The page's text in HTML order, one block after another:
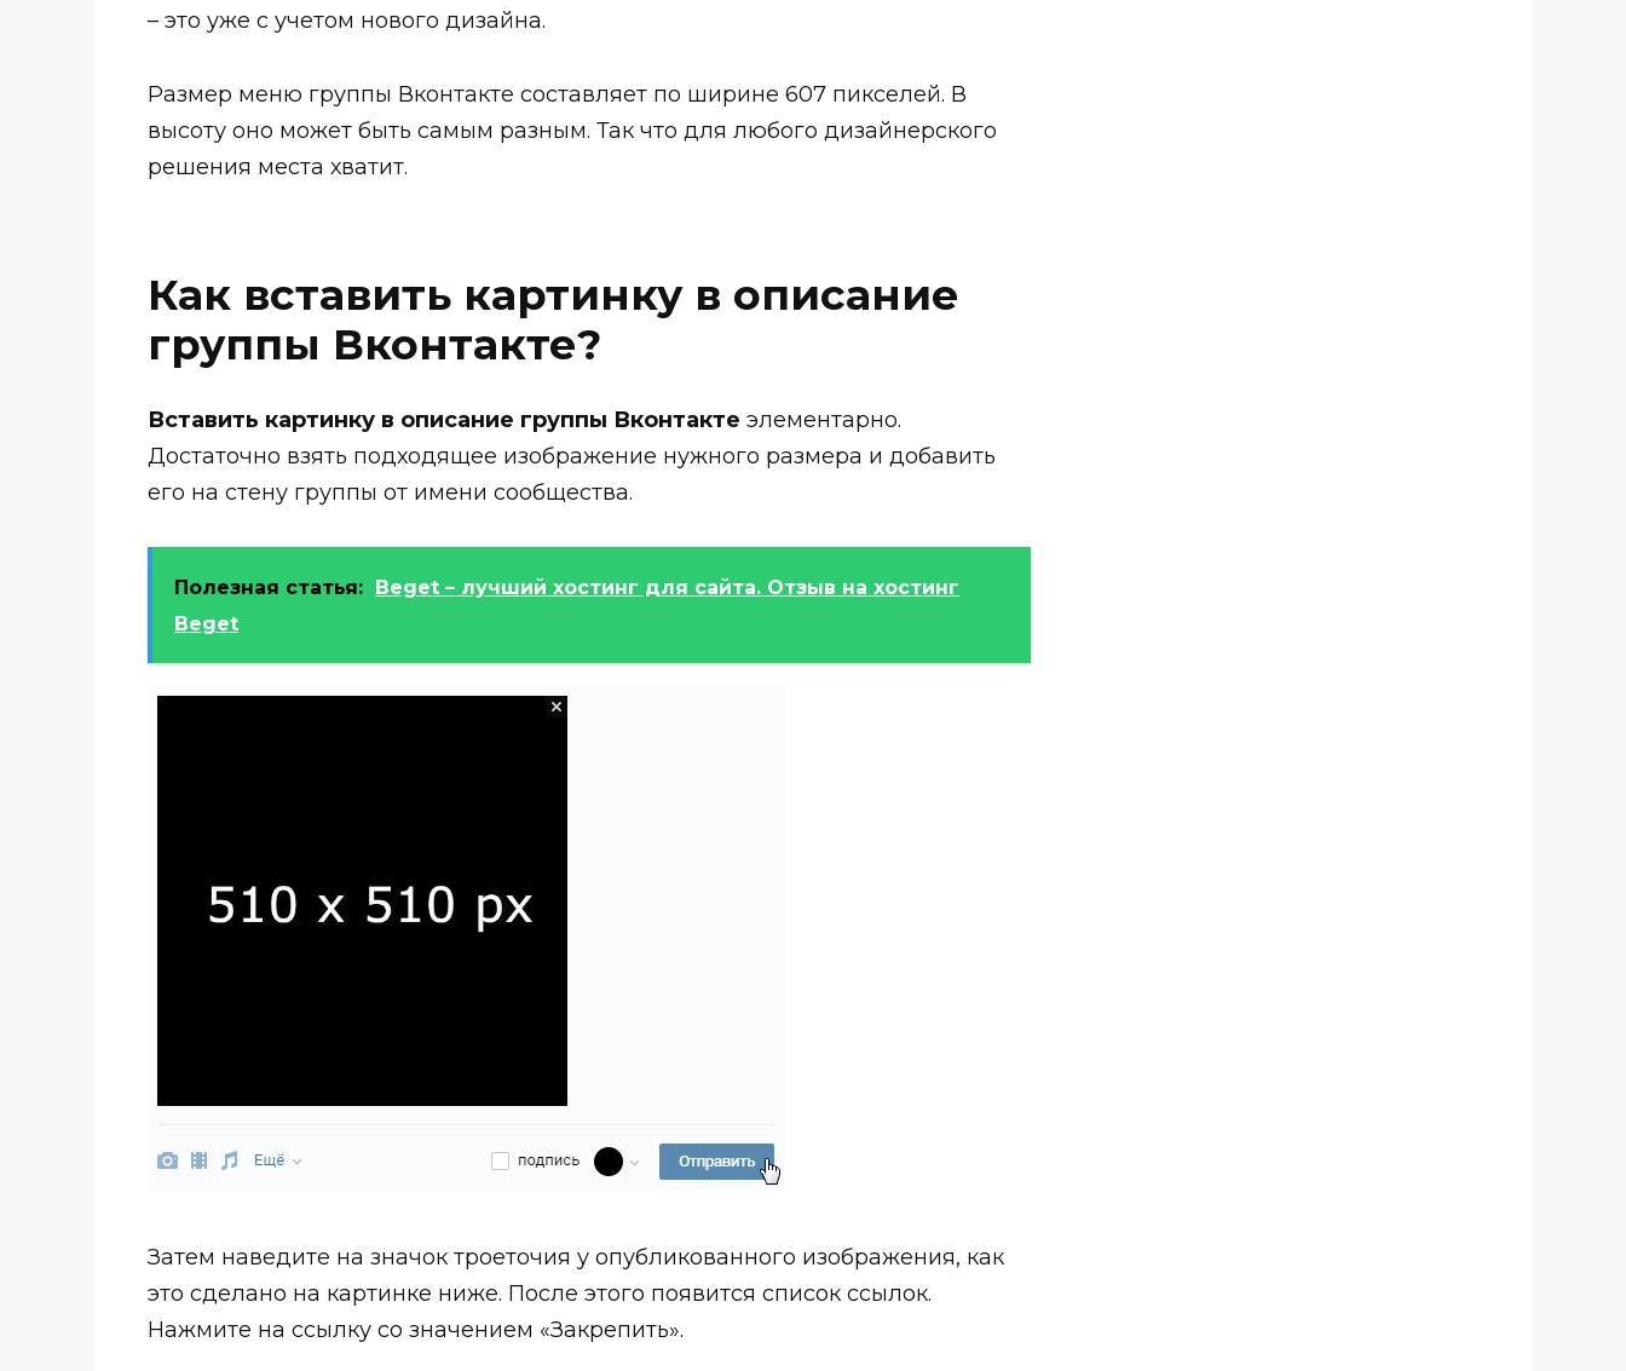
– это уже с учетом нового дизайна.
Размер меню группы Вконтакте составляет по ширине 607 пикселей. В
высоту оно может быть самым разным. Так что для любого дизайнерского
решения места хватит.
Как вставить картинку в описание
группы Вконтакте?
Вставить картинку в описание группы Вконтакте элементарно.
Достаточно взять подходящее изображение нужного размера и добавить
его на стену группы от имени сообщества.
Полезная статья:
Beget – лучший хостинг для сайта. Отзыв на хостинг
Beget
Затем наведите на значок троеточия у опубликованного изображения, как
это сделано на картинке ниже. После этого появится список ссылок.
Нажмите на ссылку со значением «Закрепить».